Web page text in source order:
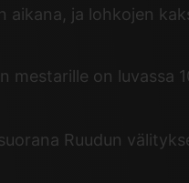
aikana, ja lohkojen
mestarille on luvassa
Ruudun